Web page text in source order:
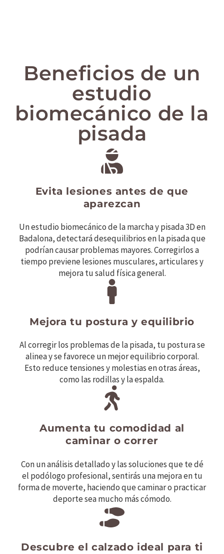
Beneficios de un
estudio
biomecánico de la
pisada
Evita lesiones antes de que
aparezcan
Un estudio biomecánico de la marcha y pisada 3D en
Badalona, detectará desequilibrios en la pisada que
podrían causar problemas mayores. Corregirlos a
tiempo previene lesiones musculares, articulares y
mejora tu salud física general.
Mejora tu postura y equilibrio
Al corregir los problemas de la pisada, tu postura se
alinea y se favorece un mejor equilibrio corporal.
Esto reduce tensiones y molestias en otras áreas,
como las rodillas y la espalda.
Aumenta tu comodidad al
caminar o correr
Con un análisis detallado y las soluciones que te dé
el podólogo profesional, sentirás una mejora en tu
forma de moverte, haciendo que caminar o practicar
deporte sea mucho más cómodo.
Descubre el calzado ideal para ti